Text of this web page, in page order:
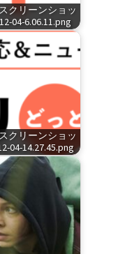
クリーンショッ
04-6.06.11.png
クリーンショッ
04-14.27.45.png